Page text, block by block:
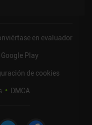
en evaluador
Play
de cookies
DMCA